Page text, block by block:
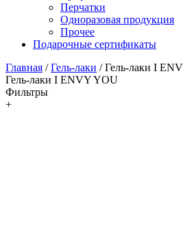
Перчатки
Одноразовая продукция
Прочее
Подарочные сертификаты
Главная /Гель-лаки /Гель-лаки I
Гель-лаки I ENVY YOU
Фильтры
+